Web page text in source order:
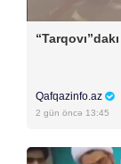
Qafqazinfo.az
2 gün öncə 13:45